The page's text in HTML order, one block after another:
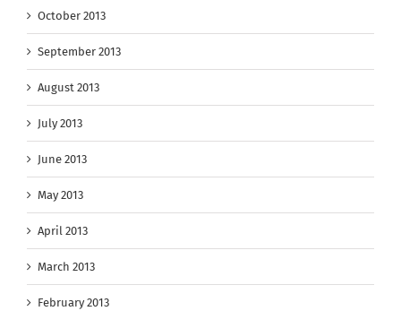
October 2013
September 2013
August 2013
July 2013
June 2013
May 2013
April 2013
March 2013
February 2013